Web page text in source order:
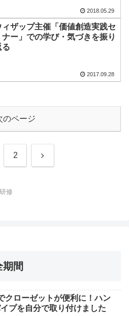
2018.05.29
ィザップ主催「価値創造実践セ
ナー」での学び・気づきを振り
る
2017.09.28
のページ
2 次
修
間
クローゼットが便利に！ハン
プを自分で取り付けました